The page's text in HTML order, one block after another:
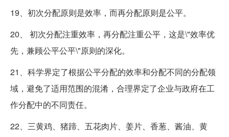
19、初次分配原则是效率，而再分配原则是公平。
20、 初次分配注重效率，再分配注重公平，这是\"效率优
先，兼顾公平公平\"原则的深化。
21、科学界定了根据公平分配的效率和分配不同的分配领
域，避免了适用范围的混淆，合理界定了企业与政府在工
作分配中的不同责任。
22、三黄鸡、猪蹄、五花肉片、姜片、香葱、酱油、黄